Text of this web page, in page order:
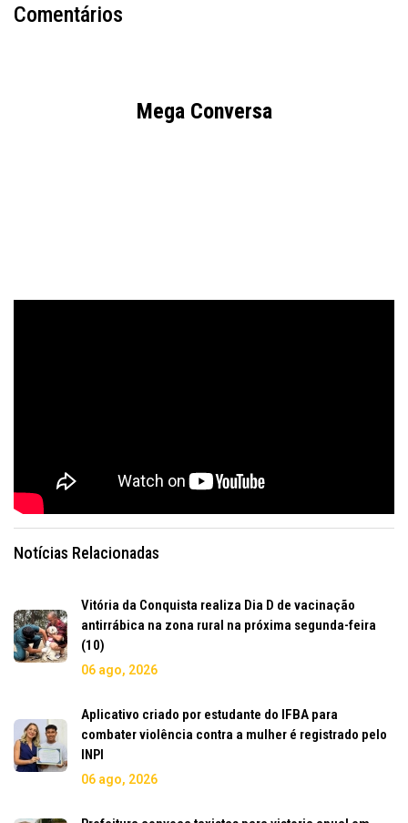
Comentários
Mega Conversa
Notícias Relacionadas
Vitória da Conquista realiza Dia D de vacinação
antirrábica na zona rural na próxima segunda-feira
(10)
06 ago, 2026
Aplicativo criado por estudante do IFBA para
combater violência contra a mulher é registrado pelo
INPI
06 ago, 2026